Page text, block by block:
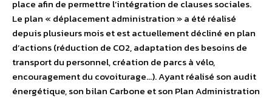
place afin de permettre l’intégration de clauses sociales.
Le plan « déplacement administration » a été réalisé
depuis plusieurs mois et est actuellement décliné en plan
d’actions (réduction de CO2, adaptation des besoins de
transport du personnel, création de parcs à vélo,
encouragement du covoiturage…). Ayant réalisé son audit
énergétique, son bilan Carbone et son Plan Administration